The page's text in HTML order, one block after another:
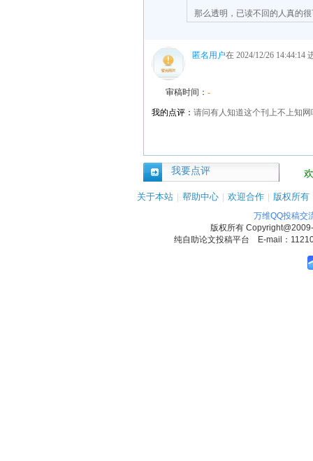
那么透明，已读不回的人真的
匿名用户在 2024/12/26 14:44:14
审稿时间： -
我的点评： 请问有人知道这个刊上不上知
我要点评
关于本站 | 帮助中心 | 欢迎合作 | 版权所有
万维QQ投稿交
版权所有
纯自助论文投稿平台 E-mail：